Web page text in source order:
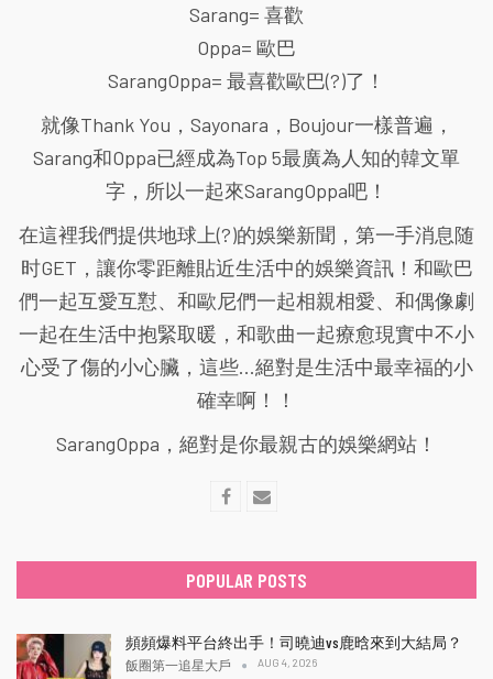
Sarang= 喜歡
Oppa= 歐巴
SarangOppa= 最喜歡歐巴(?)了！
就像Thank You，Sayonara，Boujour一樣普遍，
Sarang和Oppa已經成為Top 5最廣為人知的韓文單
字，所以一起來SarangOppa吧！
在這裡我們提供地球上(?)的娛樂新聞，第一手消息随
时GET，讓你零距離貼近生活中的娛樂資訊！和歐巴
們一起互愛互懟、和歐尼們一起相親相愛、和偶像劇
一起在生活中抱緊取暖，和歌曲一起療愈現實中不小
心受了傷的小心臟，這些...絕對是生活中最幸福的小
確幸啊！！
SarangOppa，絕對是你最親古的娛樂網站！
POPULAR POSTS
頻頻爆料平台終出手！司曉迪vs鹿晗來到大結局？
飯圈第一追星大戶 AUG 4, 2026